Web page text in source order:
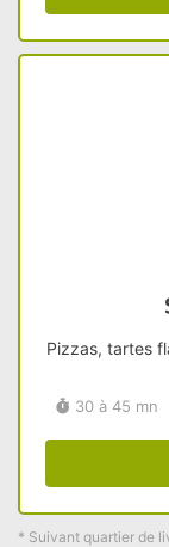
Pizzas, tartes
30 à 45 mn
* Suivant quartier de